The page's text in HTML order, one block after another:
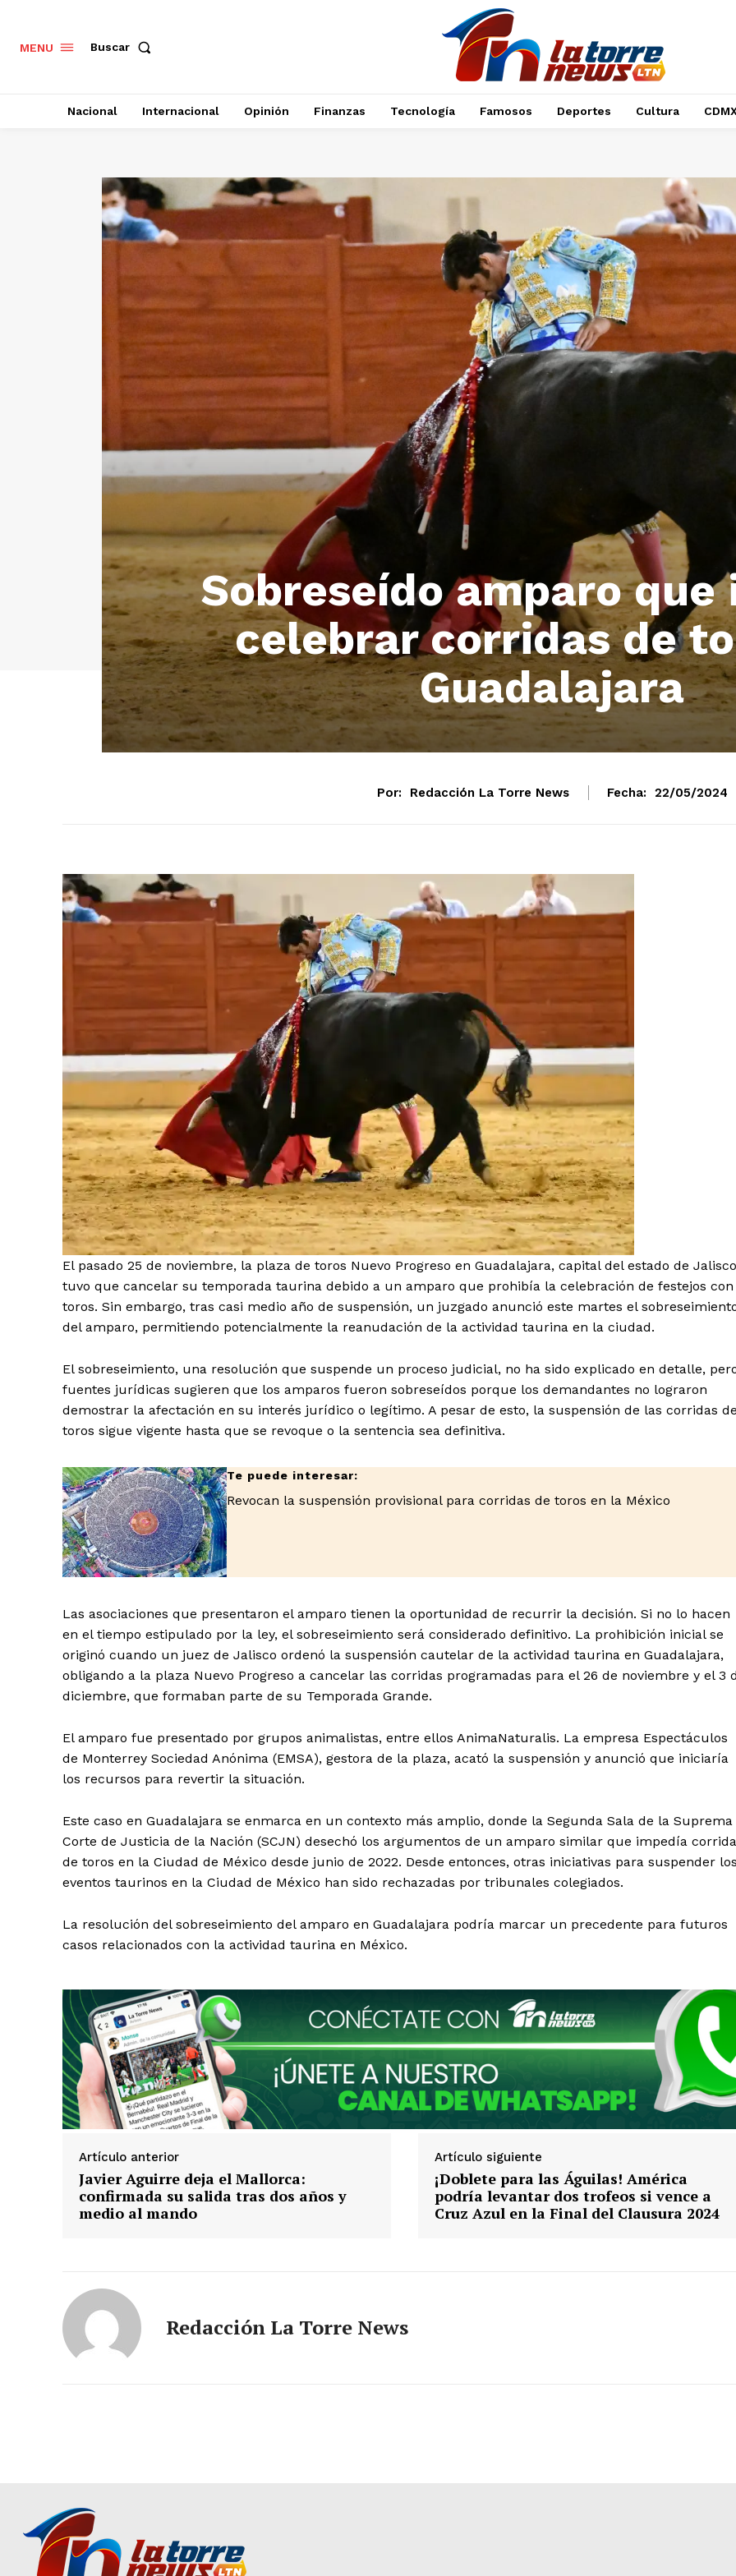
El Suplemento
Estados
Aguascalientes
Baja California
Baja California Sur
Colima
Durango Estado de
Guanajuato Guerrero Hidalgo
Michoacán Zacatecas Yucatán
MENU Buscar
Nacional Internacional Opinión Finanzas Tecnología Famosos Deportes Cultura
Sobreseído amparo que
celebrar corridas de
Guadalajara
Por: Redacción La Torre News Fecha: 22/05/2024
El pasado 25 de noviembre, la plaza de toros Nuevo Progreso en Guadalajara, capital del estado de
tuvo que cancelar su temporada taurina debido a un amparo que prohibía la celebración de festejos con
toros. Sin embargo, tras casi medio año de suspensión, un juzgado anunció este martes el
del amparo, permitiendo potencialmente la reanudación de la actividad taurina en la ciudad.
El sobreseimiento, una resolución que suspende un proceso judicial, no ha sido explicado en detalle,
fuentes jurídicas sugieren que los amparos fueron sobreseídos porque los demandantes no lograron
demostrar la afectación en su interés jurídico o legítimo. A pesar de esto, la suspensión de las corridas de
toros sigue vigente hasta que se revoque o la sentencia sea definitiva.
Revocan la suspensión provisional para corridas de toros en la México
Las asociaciones que presentaron el amparo tienen la oportunidad de recurrir la decisión. Si no lo hacen
en el tiempo estipulado por la ley, el sobreseimiento será considerado definitivo. La prohibición inicial se
originó cuando un juez de Jalisco ordenó la suspensión cautelar de la actividad taurina en Guadalajara,
obligando a la plaza Nuevo Progreso a cancelar las corridas programadas para el 26 de noviembre y el 3
diciembre, que formaban parte de su Temporada Grande.
El amparo fue presentado por grupos animalistas, entre ellos AnimaNaturalis. La empresa Espectáculos
de Monterrey Sociedad Anónima (EMSA), gestora de la plaza, acató la suspensión y anunció que iniciaría
los recursos para revertir la situación.
Este caso en Guadalajara se enmarca en un contexto más amplio, donde la Segunda Sala de la Suprema
Corte de Justicia de la Nación (SCJN) desechó los argumentos de un amparo similar que impedía
de toros en la Ciudad de México desde junio de 2022. Desde entonces, otras iniciativas para suspender los
eventos taurinos en la Ciudad de México han sido rechazadas por tribunales colegiados.
La resolución del sobreseimiento del amparo en Guadalajara podría marcar un precedente para futuros
casos relacionados con la actividad taurina en México.
Artículo anterior
Javier Aguirre deja el Mallorca:
confirmada su salida tras dos años y
medio al mando
Artículo siguiente
¡Doblete para las Águilas! América
podría levantar dos trofeos si vence a
Cruz Azul en la Final del Clausura 2024
Redacción La Torre News